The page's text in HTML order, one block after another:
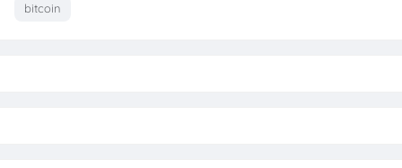
bitcoin